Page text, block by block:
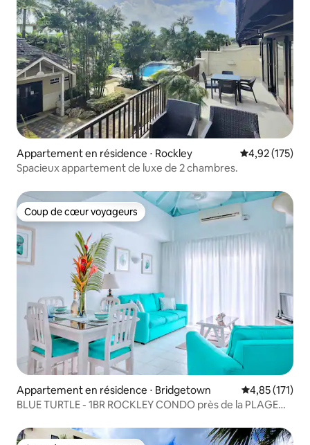
Appartement en résidence ⋅ Rockley Évaluation
4,92 (175)
Spacieux appartement de luxe de 2 chambres.
Coup de cœur voyageurs
Coup de cœur voyageurs
Appartement en résidence ⋅ Bridgetown Évaluation
4,85 (171)
BLUE TURTLE - 1BR ROCKLEY CONDO près de la PLAGE